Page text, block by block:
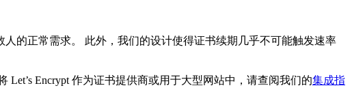
的正常需求。 此外，我们的设计使得证书续期几乎不可能触发速率
Let’s Encrypt 作为证书提供商或用于大型网站中，请查阅我们的集成指